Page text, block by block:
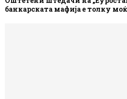
банкарската мафија е толку